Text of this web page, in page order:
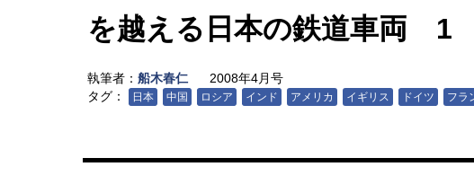
を越える日本の鉄道車両 1
執筆者： 船木春仁
2008年4月号
タグ：
日本 中国 ロシア インド アメリカ イギリス ドイツ フラ